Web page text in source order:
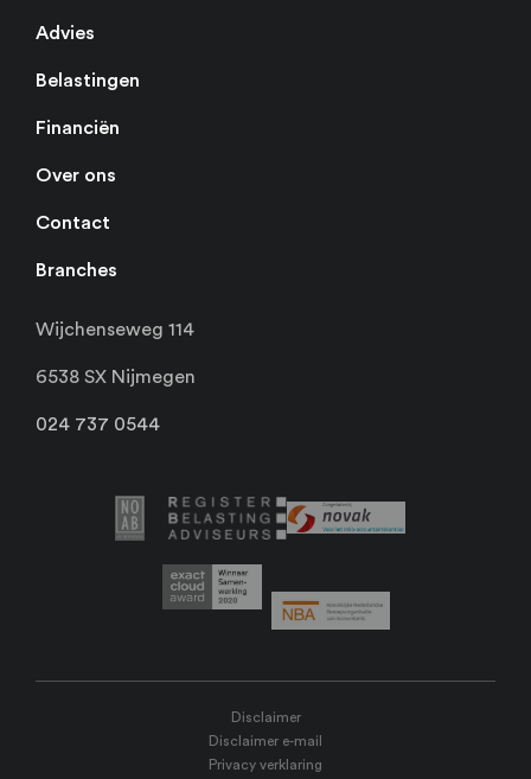
Advies
Belastingen
Financiën
Over ons
Contact
Branches
Wijchenseweg 114
6538 SX Nijmegen
024 737 0544
Disclaimer
Disclaimer e-mail
Privacy verklaring